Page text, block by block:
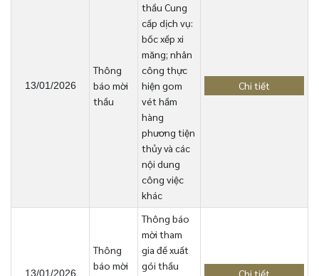
13/01/2026
Thông
báo mời
thầu
thầu Cung
cấp dịch vụ:
bốc xếp xi
măng; nhân
công thực
hiện gom
vét hầm
hàng
phương tiện
thủy và các
nội dung
công việc
khác
Chi tiết
13/01/2026
Thông
báo mời
Thông báo
mời tham
gia đề xuất
gói thầu
Chi tiết